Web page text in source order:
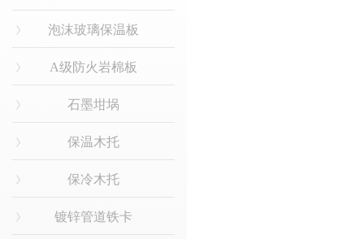
泡沫玻璃保温板
A级防火岩棉板
石墨坩埚
保温木托
保冷木托
镀锌管道铁卡